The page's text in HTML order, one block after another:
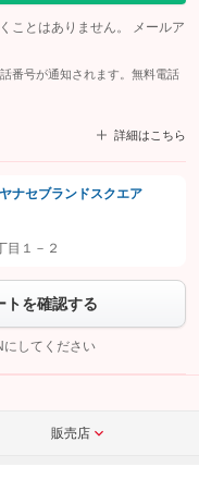
ことはありません。 メールア
番号が通知されます。無料電話
詳細はこちら
てから「許可する」ボタンを押
セブランドスクエア
目１－２
トを確認する
にしてください
販売店